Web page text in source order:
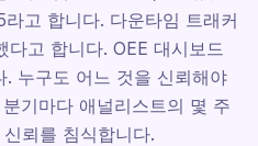
고 합니다. 다운타임 트래커
다고 합니다. OEE 대시보드
누구도 어느 것을 신뢰해야
기마다 애널리스트의 몇 주
뢰를 침식합니다.